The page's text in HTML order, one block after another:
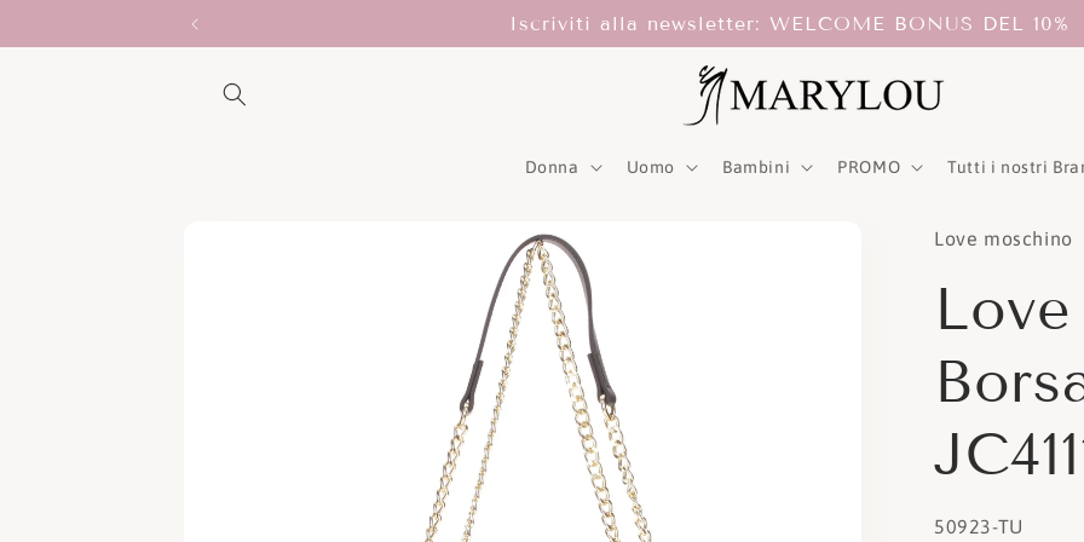
ai contenuti
Iscriviti alla newsletter: WELCOME BONUS DEL 10%
Donna Uomo Bambini PROMO Tutti i nostri
Love moschino
SKU:
50923-TU